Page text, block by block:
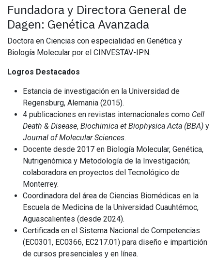
Fundadora y Directora General de
Dagen: Genética Avanzada
Doctora en Ciencias con especialidad en Genética y
Biología Molecular por el CINVESTAV-IPN.
Logros Destacados
Estancia de investigación en la Universidad de
Regensburg, Alemania (2015).
4 publicaciones en revistas internacionales como Cell
Death & Disease, Biochimica et Biophysica Acta (BBA) y
Journal of Molecular Sciences.
Docente desde 2017 en Biología Molecular, Genética,
Nutrigenómica y Metodología de la Investigación;
colaboradora en proyectos del Tecnológico de
Monterrey.
Coordinadora del área de Ciencias Biomédicas en la
Escuela de Medicina de la Universidad Cuauhtémoc,
Aguascalientes (desde 2024).
Certificada en el Sistema Nacional de Competencias
(EC0301, EC0366, EC217.01) para diseño e impartición
de cursos presenciales y en línea.